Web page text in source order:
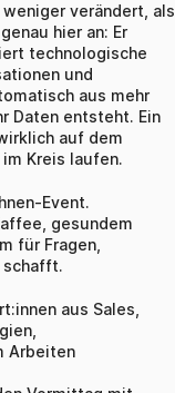
verändert, als
hier an: Er
technologische
und
aus mehr
Daten entsteht. Ein
auf dem
Kreis laufen.
Event.
gesundem
für Fragen,
schafft.
aus Sales,
Arbeiten